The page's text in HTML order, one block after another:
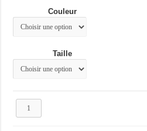
119.99€.
Couleur
Taille
quantité